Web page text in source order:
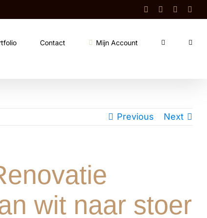
FacebookInstagram
Shop
Contact Mijn Account
Previous Next
wit naar stoer